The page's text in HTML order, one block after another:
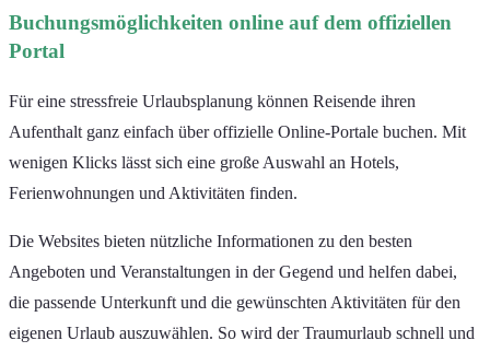
Buchungsmöglichkeiten online auf dem offiziellen
Portal
Für eine stressfreie Urlaubsplanung können Reisende ihren
Aufenthalt ganz einfach über offizielle Online-Portale buchen. Mit
wenigen Klicks lässt sich eine große Auswahl an Hotels,
Ferienwohnungen und Aktivitäten finden.
Die Websites bieten nützliche Informationen zu den besten
Angeboten und Veranstaltungen in der Gegend und helfen dabei,
die passende Unterkunft und die gewünschten Aktivitäten für den
eigenen Urlaub auszuwählen. So wird der Traumurlaub schnell und